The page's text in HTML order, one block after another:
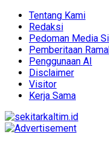
Tentang Kami
Redaksi
Pedoman Media
Pemberitaan
Penggunaan AI
Disclaimer
Visitor
Kerja Sama